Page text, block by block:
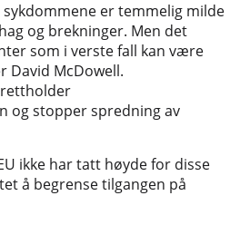
er temmelig milde
og brekninger. Men det
som i verste fall kan være
David McDowell.
og stopper spredning av
ikke har tatt høyde for disse
å begrense tilgangen på